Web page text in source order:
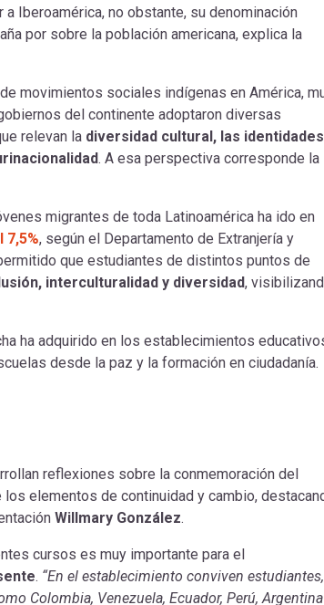
a Iberoamérica, no obstante, su denominación
por sobre la población americana, explica la
movimientos sociales indígenas en América,
del continente adoptaron diversas
relevan la diversidad cultural, las identidades
. A esa perspectiva corresponde la
migrantes de toda Latinoamérica ha ido en
, según el Departamento de Extranjería y
que estudiantes de distintos puntos de
interculturalidad y diversidad,
ha adquirido en los establecimientos
desde la paz y la formación en ciudadanía.
reflexiones sobre la conmemoración del
elementos de continuidad y cambio,
Willmary González.
cursos es muy importante para el
. “En el establecimiento conviven estudiantes,
Colombia, Venezuela, Ecuador, Perú,